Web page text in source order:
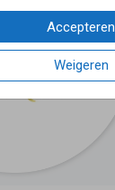
Accepteren
Weigeren